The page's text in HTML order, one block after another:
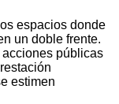
espacios donde
un doble frente.
públicas
estimen